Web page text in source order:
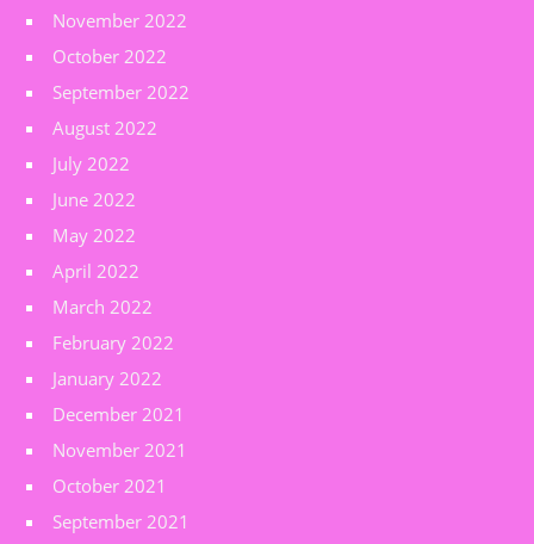
November 2022
October 2022
September 2022
August 2022
July 2022
June 2022
May 2022
April 2022
March 2022
February 2022
January 2022
December 2021
November 2021
October 2021
September 2021